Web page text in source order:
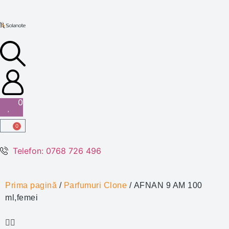
0
0
Telefon: 0768 726 496
Prima pagină / Parfumuri Clone / AFNAN 9 AM 100
ml,femei